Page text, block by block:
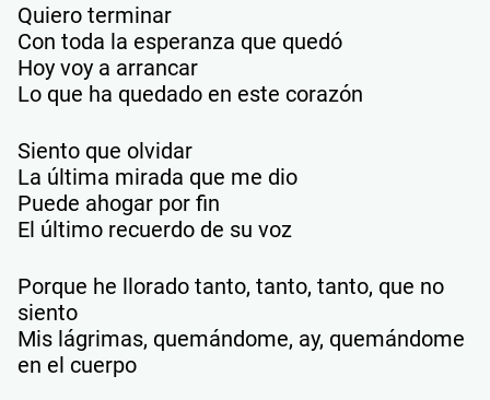
Quiero terminar
Con toda la esperanza que quedó
Hoy voy a arrancar
Lo que ha quedado en este corazón
Siento que olvidar
La última mirada que me dio
Puede ahogar por fin
El último recuerdo de su voz
Porque he llorado tanto, tanto, tanto, que no
siento
Mis lágrimas, quemándome, ay, quemándome
en el cuerpo